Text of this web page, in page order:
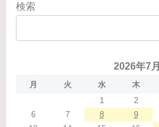
検索
2026年7月
月 火 水 木
1
2
6
7 8 9